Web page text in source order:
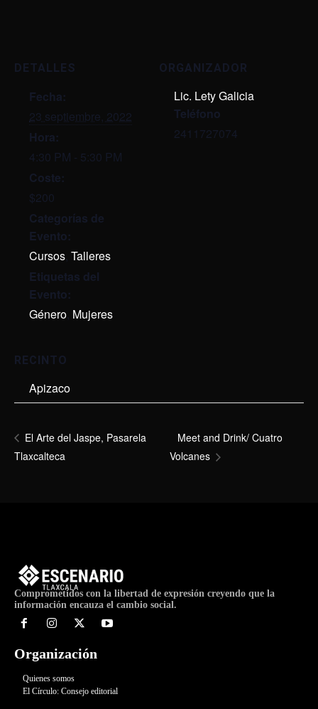
DETALLES
Fecha:
23 septiembre, 2022
Hora:
4:30 PM - 5:30 PM
Coste:
$200
Categorías de
Evento:
Cursos Talleres
Etiquetas del
Evento:
Género Mujeres
RECINTO
Apizaco
ORGANIZADOR
Lic. Lety Galicia
Teléfono
2411727074
El Arte del Jaspe, Pasarela
Tlaxcalteca
Meet and Drink/ Cuatro
Volcanes
Comprometidos con la libertad de expresión creyendo que la
información encauza el cambio social.
Organización
Quienes somos
El Círculo: Consejo editorial